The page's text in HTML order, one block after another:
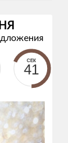
СЕК
40